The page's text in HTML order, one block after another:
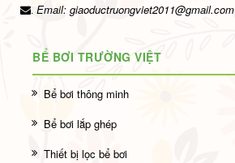
Email: giaoductruongviet2011@gmail.com
BỂ BƠI TRƯỜNG VIỆT
Bể bơi thông minh
Bể bơi lắp ghép
Thiết bị lọc bể bơi